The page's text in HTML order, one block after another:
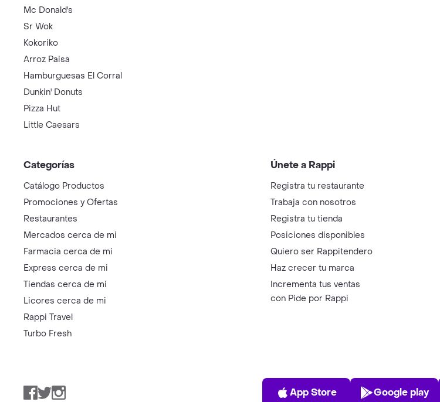
Mc Donald's
Sr Wok
Kokoriko
Arroz Paisa
Hamburguesas El Corral
Dunkin' Donuts
Pizza Hut
Little Caesars
Categorías
Catálogo Productos
Promociones y Ofertas
Restaurantes
Mercados cerca de mi
Farmacia cerca de mi
Express cerca de mi
Tiendas cerca de mi
Licores cerca de mi
Rappi Travel
Turbo Fresh
Únete a Rappi
Registra tu restaurante
Trabaja con nosotros
Registra tu tienda
Posiciones disponibles
Quiero ser Rappitendero
Haz crecer tu marca
Incrementa tus ventas
con Pide por Rappi
Facebook
TwitterInstagram
App Store
App Store
Play Store
Google play